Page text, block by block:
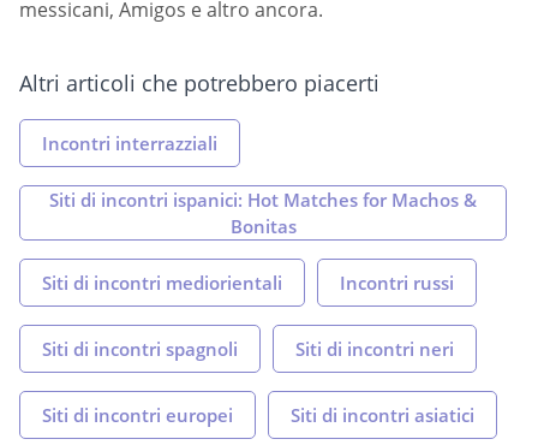
messicani, Amigos e altro ancora.
Altri articoli che potrebbero piacerti
Incontri interrazziali
Siti di incontri ispanici: Hot Matches for Machos &
Bonitas
Siti di incontri mediorientali Incontri russi
Siti di incontri spagnoli Siti di incontri neri
Siti di incontri europei Siti di incontri asiatici